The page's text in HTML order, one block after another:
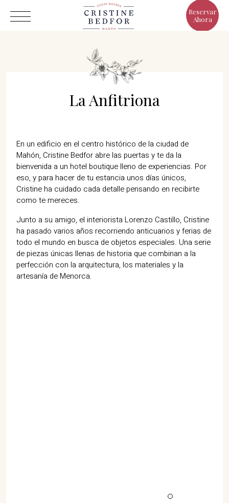
Reservar
Ahora
Eat & Drink
Ventajas
El Mundo de Cristine
Galería
C/ Infanta, 19
07702 Mahón, Menorca
Hotel: +34 971 635 502
+34 687 88 28 88
mahon@cristinebedfor.com
La Anfitriona
En un edificio en el centro histórico de la ciudad de
Mahón, Cristine Bedfor abre las puertas y te da la
bienvenida a un hotel boutique lleno de experiencias. Por
eso, y para hacer de tu estancia unos días únicos,
Cristine ha cuidado cada detalle pensando en recibirte
como te mereces.
Junto a su amigo, el interiorista Lorenzo Castillo, Cristine
ha pasado varios años recorriendo anticuarios y ferias de
todo el mundo en busca de objetos especiales. Una serie
de piezas únicas llenas de historia que combinan a la
perfección con la arquitectura, los materiales y la
artesanía de Menorca.